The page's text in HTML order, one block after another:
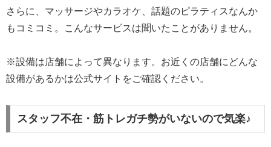
さらに、マッサージやカラオケ、話題のピラティスなんか
もコミコミ。こんなサービスは聞いたことがありません。
※設備は店舗によって異なります。お近くの店舗にどんな
設備があるかは公式サイトをご確認ください。
スタッフ不在・筋トレガチ勢がいないので気楽♪